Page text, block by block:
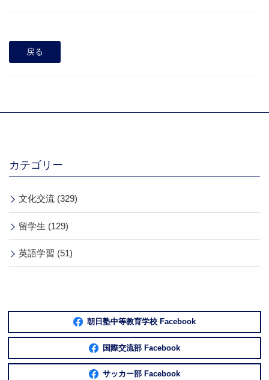
戻る
カテゴリー
文化交流 (329)
留学生 (129)
英語学習 (51)
朝日塾中等教育学校 Facebook
国際交流部 Facebook
サッカー部 Facebook